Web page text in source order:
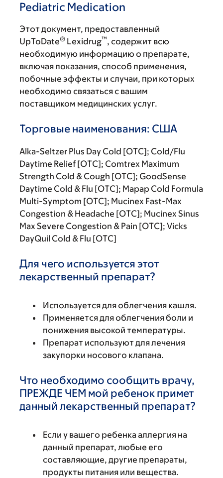
Pediatric Medication
Этот документ, предоставленный
UpToDate® Lexidrug™, содержит всю
необходимую информацию о препарате,
включая показания, способ применения,
побочные эффекты и случаи, при которых
необходимо связаться с вашим
поставщиком медицинских услуг.
Торговые наименования: США
Alka-Seltzer Plus Day Cold [OTC]; Cold/Flu
Daytime Relief [OTC]; Comtrex Maximum
Strength Cold & Cough [OTC]; GoodSense
Daytime Cold & Flu [OTC]; Mapap Cold Formula
Multi-Symptom [OTC]; Mucinex Fast-Max
Congestion & Headache [OTC]; Mucinex Sinus
Max Severe Congestion & Pain [OTC]; Vicks
DayQuil Cold & Flu [OTC]
Для чего используется этот
лекарственный препарат?
Используется для облегчения кашля.
Применяется для облегчения боли и
понижения высокой температуры.
Препарат используют для лечения
закупорки носового клапана.
Что необходимо сообщить врачу,
ПРЕЖДЕ ЧЕМ мой ребенок примет
данный лекарственный препарат?
Если у вашего ребенка аллергия на
данный препарат, любые его
составляющие, другие препараты,
продукты питания или вещества.